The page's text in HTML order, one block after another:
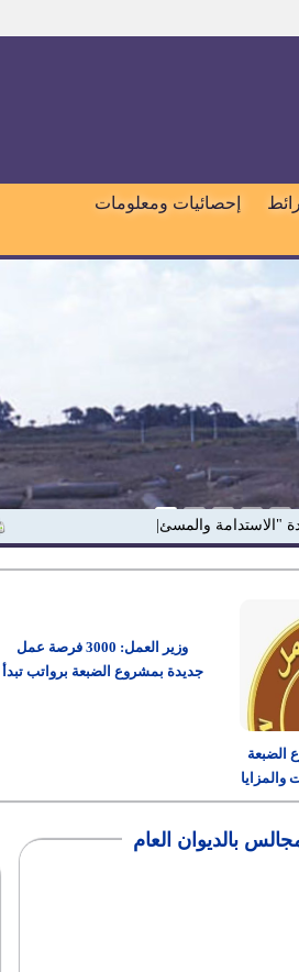
إحصائيات ومعلومات
"الاستدامة والمسئولية المجت|
الضبعة
وزير العمل: 3000 فرصة عمل
جديدة بمشروع الضبعة برواتب تبدأ
بالديوان العام